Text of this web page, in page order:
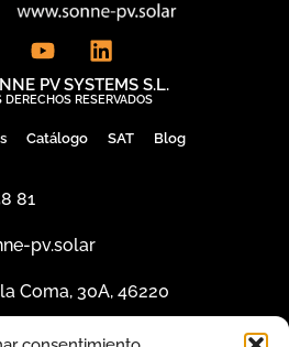
PV SYSTEMS S.L.
DERECHOS RESERVADOS
81
pv.solar
Coma, 30A, 46220
Catálogo SAT Blog